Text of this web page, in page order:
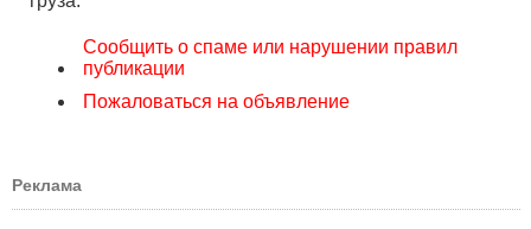
Сообщить о спаме или нарушении правил
публикации
Пожаловаться на объявление
Реклама